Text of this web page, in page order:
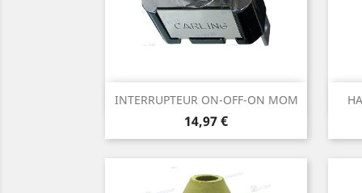
INTERRUPTEUR ON-OFF-ON MOM
Prix
14,97 €
Aperçu rapide